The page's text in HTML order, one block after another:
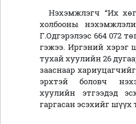
Нэхэмжлэгч “Их
холбооны
Г.Одгэрэлээс 664 072
гэжээ. Иргэний хэрэг
тухай хуулийн 26
зааснаар
эрхтэй боловч
хуулийн этгээдэд
гаргасан эсэхийг шүүх